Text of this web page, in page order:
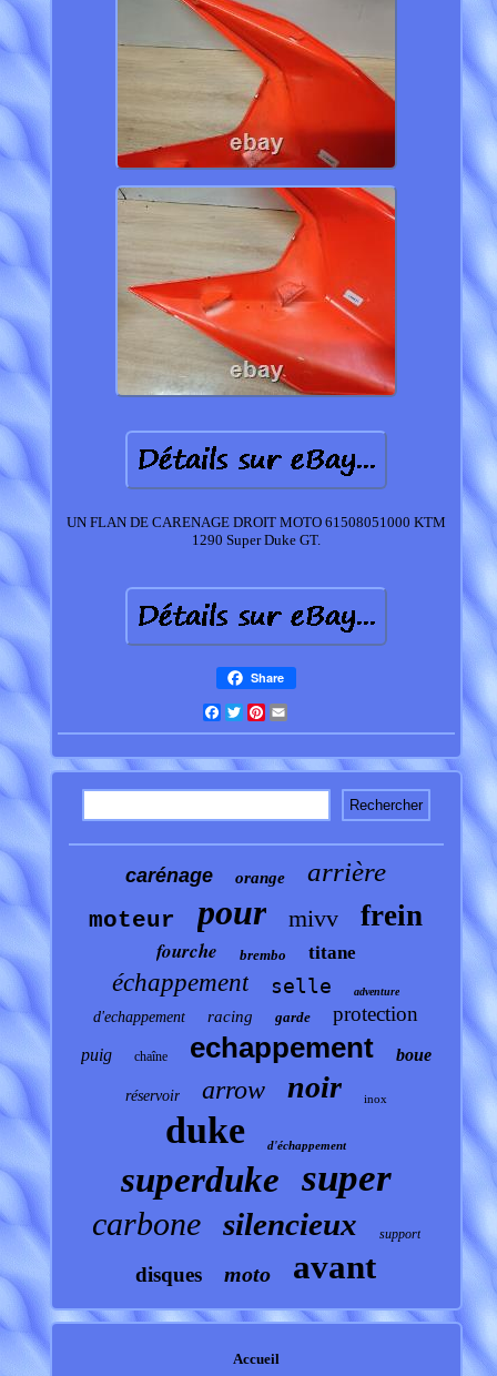
UN FLAN DE CARENAGE DROIT MOTO 61508051000 KTM
1290 Super Duke GT.
Share
Facebook
TwitterPinterest
carénage orange arrière
moteur pour mivv frein
fourche brembo titane
échappement selle adventure
d'echappement racing garde protection
puig chaîne echappement boue
réservoir arrow noir inox
duke d'échappement
superduke super
carbone silencieux support
disques moto avant
Accueil